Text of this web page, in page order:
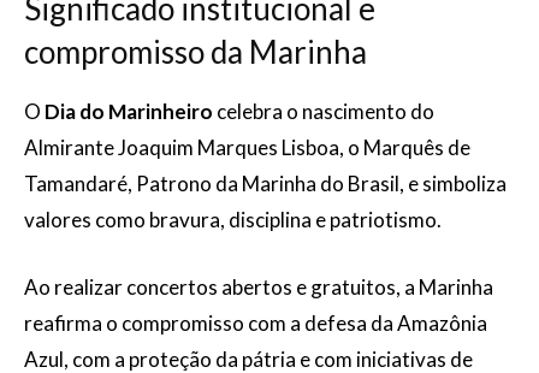
Significado institucional e
compromisso da Marinha
O Dia do Marinheiro celebra o nascimento do
Almirante Joaquim Marques Lisboa, o Marquês de
Tamandaré, Patrono da Marinha do Brasil, e simboliza
valores como bravura, disciplina e patriotismo.
Ao realizar concertos abertos e gratuitos, a Marinha
reafirma o compromisso com a defesa da Amazônia
Azul, com a proteção da pátria e com iniciativas de